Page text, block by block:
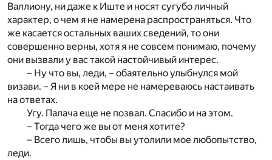
Валлиону, ни даже к Иште и носят сугубо личный
характер, о чем я не намерена распространяться. Что
же касается остальных ваших сведений, то они
совершенно верны, хотя я не совсем понимаю, почему
они вызвали у вас такой настойчивый интерес.
– Ну что вы, леди, – обаятельно улыбнулся мой
визави. – Я ни в коей мере не намереваюсь настаивать
на ответах.
Угу. Палача еще не позвал. Спасибо и на этом.
– Тогда чего же вы от меня хотите?
– Всего лишь, чтобы вы утолили мое любопытство,
леди.